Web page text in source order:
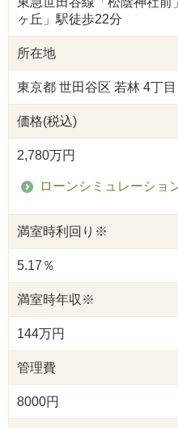
ヶ丘」駅徒歩22分
所在地
東京都 世田谷区 若林 4丁目
価格(税込)
2,780万円
ローンシミュレーショ
満室時利回り ※
5.17％
満室時年収 ※
144万円
管理費
8000円